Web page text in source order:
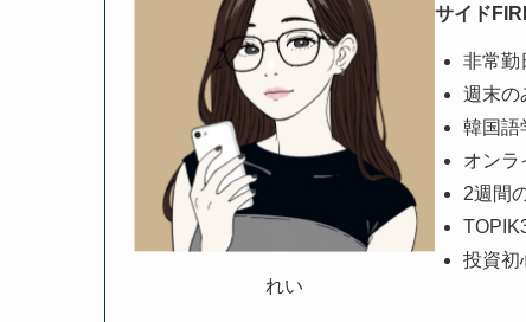
れい
サイド
非常勤
週末の
韓国語
オンラ
2週間
投資初